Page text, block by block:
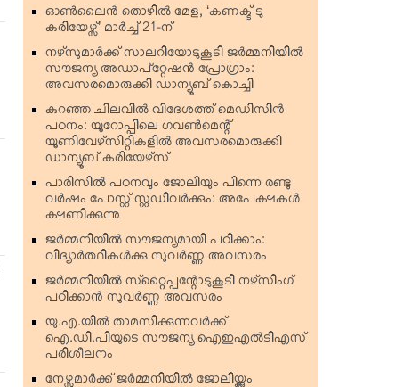
ഓണ്‍ലൈന്‍ തൊഴില്‍ മേള, ‘കണക്ട് ടു
കരിയേഴ്സ്’ മാര്‍ച്ച് 21-ന്
നഴ്‌സുമാര്‍ക്ക് സാലറിയോടുകൂടി ജര്‍മ്മനിയില്‍
സൗജന്യ അഡാപ്റ്റേഷന്‍ പ്രോഗ്രാം:
അവസരമൊരുക്കി ഡാന്യൂബ് കൊച്ചി
കുറഞ്ഞ ചിലവില്‍ വിദേശത്ത് മെഡിസിന്‍
പഠനം: യൂറോപ്പിലെ ഗവണ്‍മെന്റ്
യൂണിവേഴ്‌സിറ്റികളില്‍ അവസരമൊരുക്കി
ഡാന്യൂബ് കരിയേഴ്‌സ്
പാരിസില്‍ പഠനവും ജോലിയും പിന്നെ രണ്ടു
വര്‍ഷം പോസ്റ്റ് സ്റ്റഡിവര്‍ക്കും: അപേക്ഷകള്‍
ക്ഷണിക്കുന്നു
ജര്‍മ്മനിയില്‍ സൗജന്യമായി പഠിക്കാം:
വിദ്യാര്‍ത്ഥികള്‍ക്കു സുവര്‍ണ്ണ അവസരം
ജര്‍മ്മനിയില്‍ സ്‌റ്റൈപ്പന്റോടുകൂടി നഴ്‌സിംഗ്
പഠിക്കാന്‍ സുവര്‍ണ്ണ അവസരം
യു.എ.യില്‍ താമസിക്കുന്നവര്‍ക്ക്
ഐ.ഡി.പിയുടെ സൗജന്യ ഐഇഎല്‍ടിഎസ്
പരിശീലനം
നേഴ്സുമാര്‍ക്ക് ജര്‍മ്മനിയില്‍ ജോലിയ്ക്കും